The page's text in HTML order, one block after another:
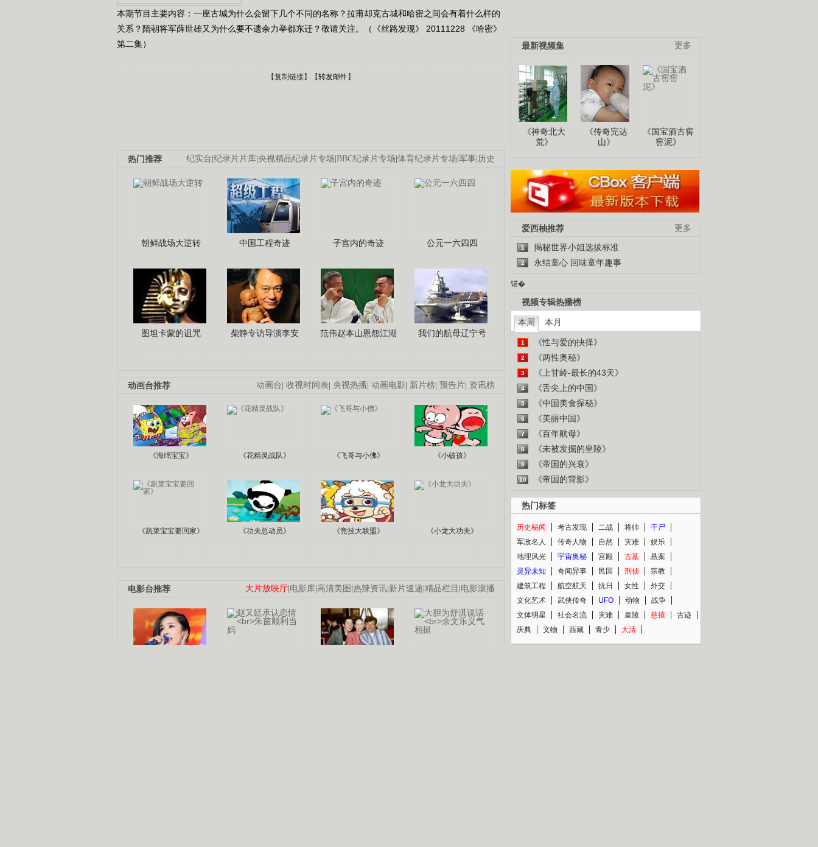
本期节目主要内容：一座古城为什么会留下几个不同的名称？拉甫却克古城和哈密之间会有着什么样的
关系？隋朝将军薛世雄又为什么要不遗余力举都东迁？敬请关注。（《丝路发现》 20111228 《哈密》
第二集）
【复制链接】【转发邮件】
纪实台|纪录片片库|央视精品纪录片专场|BBC纪录片专场|体育纪录片专场|军事| 历史
热门推荐
朝鲜战场大逆转 中国工程奇迹 子宫内的奇迹 公元一六四四
图坦卡蒙的诅咒 柴静专访导演李安 范伟赵本山恩怨江湖 我们的航母辽宁号
动画台| 收视时间表| 央视热播| 动画电影| 新片榜| 预告片| 资讯榜
动画台推荐
《海绵宝宝》 《花精灵战队》 《飞哥与小佛》 《小破孩》
《蔬菜宝宝要回家》 《功夫总动员》 《竞技大联盟》 《小龙大功夫》
大片放映厅|电影库|高清美图 |热辣资讯|新片速递|精品栏目 |电影滚播
电影台推荐
更多
最新视频集
《神奇北大
荒》
《传奇完达
山》
《国宝酒古窖
窖泥》
更多
爱西柚推荐
1 揭秘世界小姐选拔标准
2 永结童心 回味童年趣事
锘�
视频专辑热播榜
本周 本月
1 《性与爱的抉择》
2 《两性奥秘》
3 《上甘岭-最长的43天》
4 《舌尖上的中国》
5 《中国美食探秘》
6 《美丽中国》
7 《百年航母》
8 《未被发掘的皇陵》
9 《帝国的兴衰》
10 《帝国的背影》
热门标签
历史秘闻 考古发现 二战 将帅
干尸
军政名人
传奇人物 自然 灾难
娱乐
地理风光
宇宙奥秘 宫殿 古墓
悬案
灵异未知
奇闻异事 民国 刑侦
宗教
建筑工程
航空航天 抗日 女性
外交
文化艺术
武侠传奇 UFO 动物
战争
文体明星
社会名流 灾难 皇陵 慈禧
古迹
庆典
文物 西藏 青少 大清